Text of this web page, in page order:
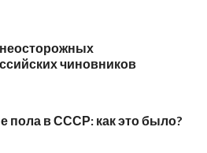
неосторожных
чиновников
пола в СССР: как это было?